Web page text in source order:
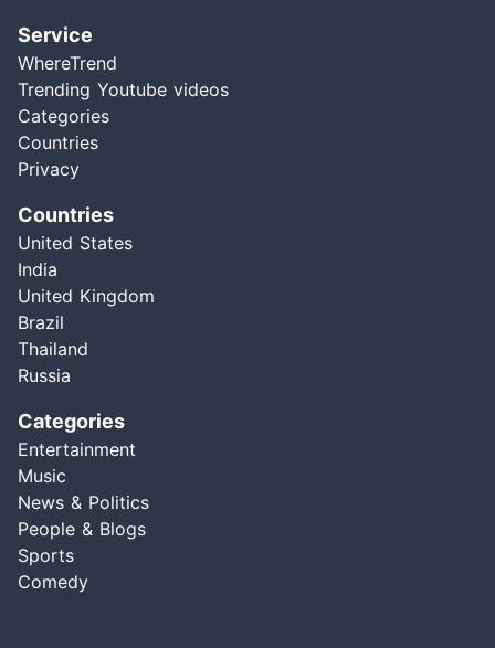
Service
WhereTrend
Trending Youtube videos
Categories
Countries
Privacy
Countries
United States
India
United Kingdom
Brazil
Thailand
Russia
Categories
Entertainment
Music
News & Politics
People & Blogs
Sports
Comedy